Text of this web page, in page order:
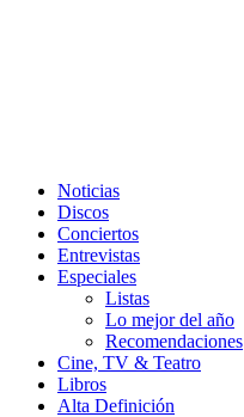
Noticias
Discos
Conciertos
Entrevistas
Especiales
Listas
Lo mejor del año
Recomendaciones
Cine, TV & Teatro
Libros
Alta Definición